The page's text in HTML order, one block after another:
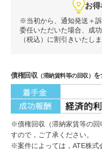
お得
※当初から、通知発送＋
委任いただいた場合、 成
（税込）に割引きいたしま
債権回収（滞納賃料等の回収） を
※債権回収（滞納家賃等の回
すので，ご了承ください。
※案件によっては，ATE株式